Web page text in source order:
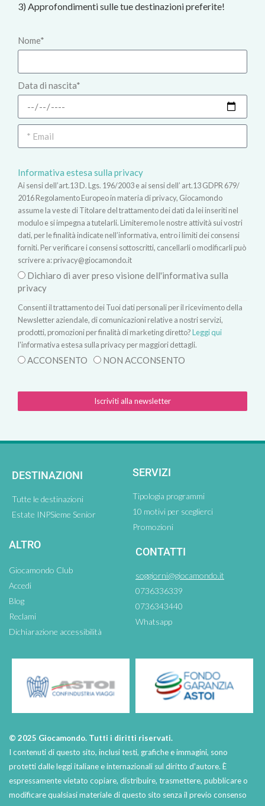
3) Approfondimenti sulle tue destinazioni preferite!
Nome*
Data di nascita*
Informativa estesa sulla privacy
Ai sensi dell’art.13 D. Lgs. 196/2003 e ai sensi dell’ art.13 GDPR 679/
2016 Regolamento Europeo in materia di privacy, Giocamondo
assume la veste di Titolare del trattamento dei dati da lei inseriti nel
modulo e si impegna a tutelarli. Limiteremo le nostre attività sui vostri
dati, per le finalità indicate nell’informativa, entro i limiti dei consensi
forniti. Per verificare i consensi sottoscritti, cancellarli o modificarli può
scrivere a:privacy@giocamondo.it
Dichiaro di aver preso visione dell'informativa sulla
privacy
Consenti il trattamento dei Tuoi dati personali per il ricevimento della
Newsletter aziendale, di comunicazioni relative a nostri servizi,
prodotti, promozioni per finalità di marketing diretto?Leggi qui
l'informativa estesa sulla privacy per maggiori dettagli.
ACCONSENTO NON ACCONSENTO
Iscriviti alla newsletter
DESTINAZIONI
Tutte le destinazioni
Estate INPSieme Senior
SERVIZI
Tipologia programmi
10 motivi per sceglierci
Promozioni
ALTRO
Giocamondo Club
Accedi
Blog
Reclami
Dichiarazione accessibilità
CONTATTI
soggiorni@giocamondo.it
0736336339
0736343440
Whatsapp
© 2025 Giocamondo. Tutti i diritti riservati.
I contenuti di questo sito, inclusi testi, grafiche e immagini, sono
protetti dalle leggi italiane e internazionali sul diritto d’autore. È
espressamente vietato copiare, distribuire, trasmettere, pubblicare o
modificare qualsiasi materiale di questo sito senza il previo consenso